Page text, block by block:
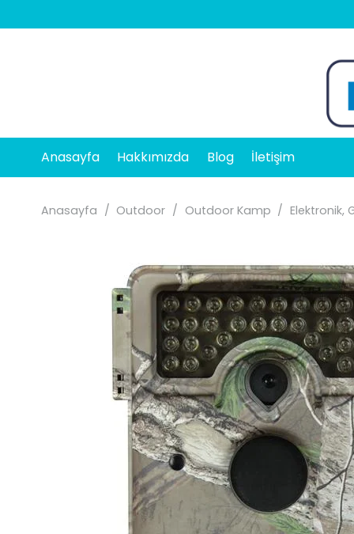
Anasayfa Hakkımızda Blog İletişim
Anasayfa / Outdoor / Outdoor Kamp / Elektronik,